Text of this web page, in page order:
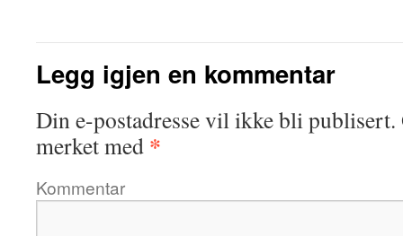
Legg igjen en kommentar
Din e-postadresse vil ikke bli publisert.
merket med *
Kommentar